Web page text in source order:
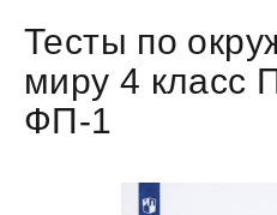
Тесты по
миру 4 класс
ФП-1